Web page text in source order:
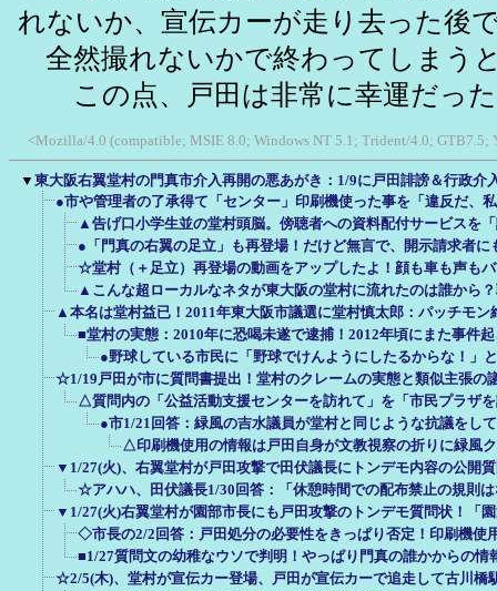
れないか、宣伝カーが走り去った後
全然撮れないかで終わってしまう
この点、戸田は非常に幸運だっ
<Mozilla/4.0 (compatible; MSIE 8.0; Windows NT 5.1; Trident/4.0; GTB7.5;
▼ 東大阪右翼堂村の門真市介入再開の悪あがき：1/9に戸田誹謗＆行政介
●市や管理者の了承得て「センター」印刷機使った事を「違反だ、
▲告げ口小学生並の堂村頭脳。傍聴者への資料配付サービスを
●「門真の右翼の足立」も再登場！だけど無言で、開示請求者に
☆堂村（＋足立）再登場の動画をアップしたよ！顔も車も声も
▲こんな超ローカルなネタが東大阪の堂村に流れたのは誰から
▲本名は堂村益已！2011年東大阪市議選に堂村慎太郎：パッチモン
■堂村の実態：2010年に恐喝未遂で逮捕！2012年頃にまた事件
●野球している市民に「野球でけんようにしたるからな！」
☆1/19戸田が市に質問書提出！堂村のクレームの実態と類似主張の
△質問内の「公益活動支援センターを訪れて」を「市民プラザ
●市1/21回答：緑風の吉水議員が堂村と同じような抗議をし
△印刷機使用の情報は戸田自身が文教視察の折りに緑風
▼1/27(火)、右翼堂村が戸田攻撃で田伏議長にトンデモ内容の公開
☆アハハ、田伏議長1/30回答：「休憩時間での配布禁止の規則
▼1/27(火)右翼堂村が園部市長にも戸田攻撃のトンデモ質問状！「
◇市長の2/2回答：戸田処分の必要性をきっぱり否定！印刷機使
■1/27質問文の幼稚なウソで判明！やっぱり門真の誰かからの情
☆2/5(木)、堂村が宣伝カー登場、戸田が宣伝カーで追走して古川橋